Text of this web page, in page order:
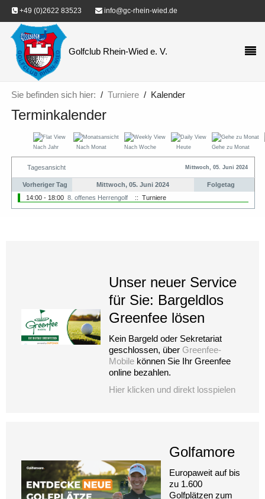
+49 (0)2622 83523 info@gc-rhein-wied.de
Golfclub Rhein-Wied e. V.
Sie befinden sich hier: Turniere Kalender
Terminkalender
Nach Jahr Nach Monat Nach Woche Heute Gehe zu Monat
Tagesansicht Mittwoch, 05. Juni 2024
Vorheriger Tag Mittwoch, 05. Juni 2024
Folgetag
14:00 - 18:00 8. offenes Herrengolf :: Turniere
Unser neuer Service
für Sie: Bargeldlos
Greenfee lösen
Kein Bargeld oder Sekretariat
geschlossen, über Greenfee-
Mobile können Sie Ihr Greenfee
online bezahlen.
Hier klicken und direkt losspielen
Golfamore
Europaweit auf bis
zu 1.600
Golfplätzen zum